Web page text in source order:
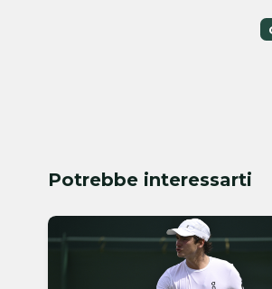
Potrebbe interessarti